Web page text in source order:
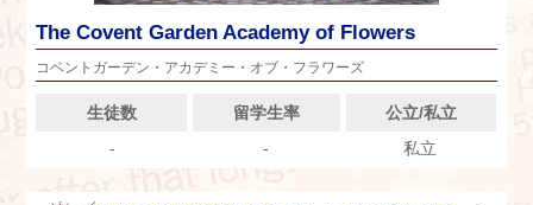
The Covent Garden Academy of Flowers
コベントガーデン・アカデミー・オブ・フラワーズ
生徒数 留学生率
公立/私立
-
- 私立